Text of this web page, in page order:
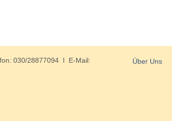
Über Uns
030/28877094 I E-Mail: